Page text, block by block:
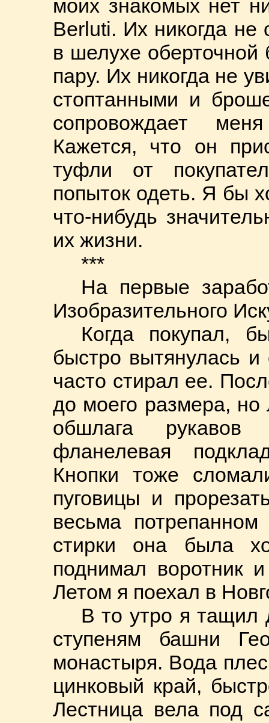
моих знакомых нет
Berluti. Их никогда не
в шелухе оберточной
пару. Их никогда не
стоптанными и
сопровождает
Кажется, что он
туфли от
попыток одеть. Я бы
что-нибудь
их жизни.
***
На первые
Изобразительного
Когда покупал,
быстро вытянулась
часто стирал ее.
до моего размера, но
обшлага рукавов
фланелевая
Кнопки тоже
пуговицы и
весьма
стирки она была
поднимал воротник
Летом я поехал в
В то утро я тащил
ступеням башни
монастыря. Вода
цинковый край,
Лестница вела под